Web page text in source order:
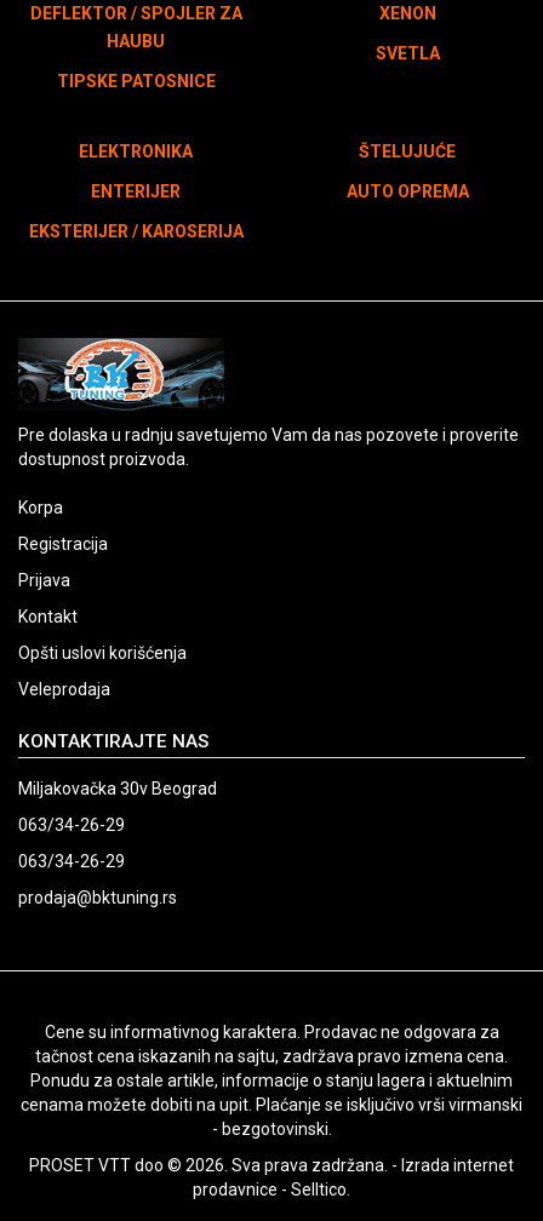
DEFLEKTOR / SPOJLER ZA
HAUBU
TIPSKE PATOSNICE
XENON
SVETLA
ELEKTRONIKA
ENTERIJER
EKSTERIJER / KAROSERIJA
ŠTELUJUĆE
AUTO OPREMA
Pre dolaska u radnju savetujemo Vam da nas pozovete i proverite
dostupnost proizvoda.
Korpa
Registracija
Prijava
Kontakt
Opšti uslovi korišćenja
Veleprodaja
KONTAKTIRAJTE NAS
Miljakovačka 30v Beograd
063/34-26-29
063/34-26-29
prodaja@bktuning.rs
Cene su informativnog karaktera. Prodavac ne odgovara za
tačnost cena iskazanih na sajtu, zadržava pravo izmena cena.
Ponudu za ostale artikle, informacije o stanju lagera i aktuelnim
cenama možete dobiti na upit. Plaćanje se isključivo vrši virmanski
- bezgotovinski.
PROSET VTT doo © 2026. Sva prava zadržana. - Izrada internet
prodavnice - Selltico.